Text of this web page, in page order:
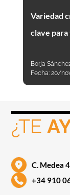
Variedad
clave
Borja
Fecha: 20/
¿TE
C. Medea
+34 910